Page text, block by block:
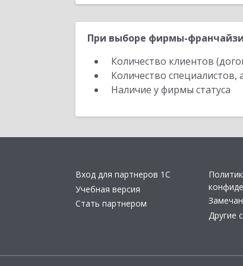
При выборе фирмы-
Количество клиентов
Количество
Наличие у фирмы статуса
Вход для партнеров 1С
Учебная версия
Стать партнером
Другие